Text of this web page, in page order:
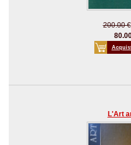
200.00 €
L'Art